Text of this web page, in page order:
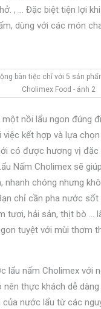
, … Đặc biệt tiện lợi
dùng với các món
nồi lẩu ngon đúng
kết hợp và lựa chọn
có được hương vị
Nấm Cholimex sẽ
nhanh chóng nhưng
chỉ cần pha nước
tươi, hải sản, thịt bò …
tuyệt với mùi thơm
lẩu nấm Cholimex với
nên thực khách dễ
nước lẩu từ các